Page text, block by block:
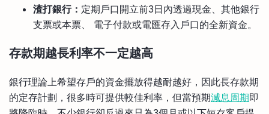
渣打銀行： 定期戶口開立前3日內透過現金、其他銀行
支票或本票、 電子付款或電匯存入戶口的全新資金。
存款期越長利率不一定越高
銀行理論上希望存戶的資金擺放得越耐越好，因此長存款期
的定存計劃，很多時可提供較佳利率，但當預期減息周期即